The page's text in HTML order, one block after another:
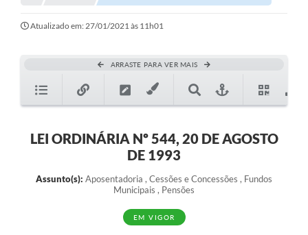
Atualizado em: 27/01/2021 às 11h01
ARRASTE PARA VER MAIS
LEI ORDINÁRIA Nº 544, 20 DE AGOSTO
DE 1993
Assunto(s): Aposentadoria , Cessões e Concessões , Fundos
Municipais , Pensões
EM VIGOR